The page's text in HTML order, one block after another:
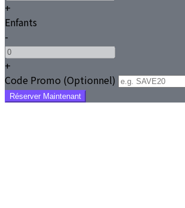
+
Enfants
-
+
Code Promo (Optionnel)